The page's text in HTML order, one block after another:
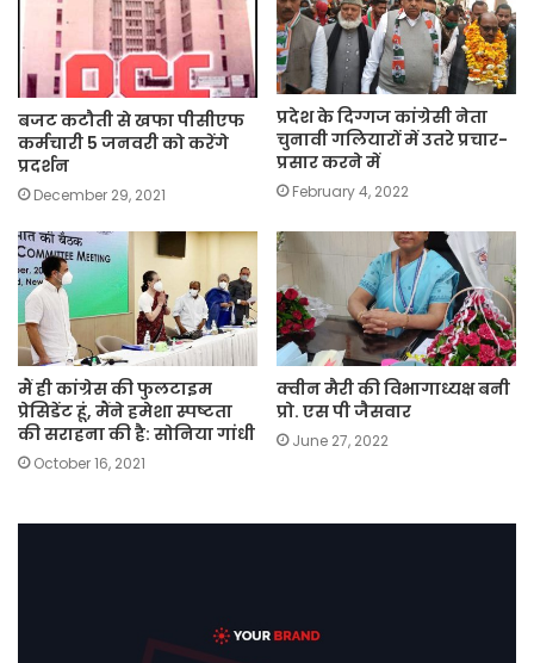
बजट कटौती से खफा पीसीएफ
कर्मचारी 5 जनवरी को करेंगे
प्रदर्शन
December 29, 2021
प्रदेश के दिग्गज कांग्रेसी नेता
चुनावी गलियारों में उतरे प्रचार-
प्रसार करने में
February 4, 2022
मैं ही कांग्रेस की फुलटाइम
प्रेसिडेंट हूं, मैंने हमेशा स्पष्टता
की सराहना की है: सोनिया गांधी
October 16, 2021
क्वीन मैरी की विभागाध्यक्ष बनी
प्रो. एस पी जैसवार
June 27, 2022